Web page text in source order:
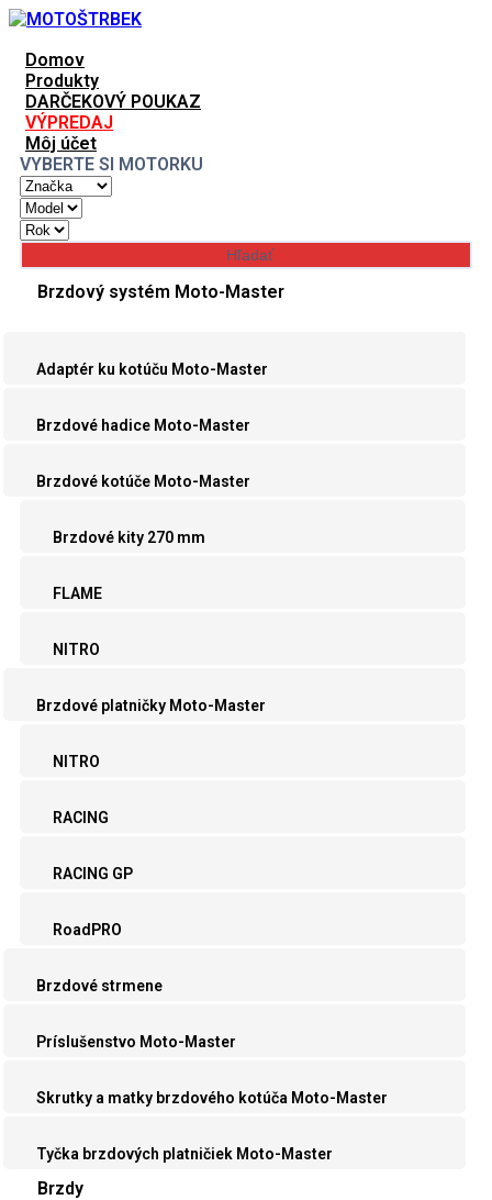
Domov
Produkty
DARČEKOVÝ POUKAZ
VÝPREDAJ
Môj účet
VYBERTE SI MOTORKU
Brzdový systém Moto-Master
Adaptér ku kotúču Moto-Master
Brzdové hadice Moto-Master
Brzdové kotúče Moto-Master
Brzdové kity 270 mm
FLAME
NITRO
Brzdové platničky Moto-Master
NITRO
RACING
RACING GP
RoadPRO
Brzdové strmene
Príslušenstvo Moto-Master
Skrutky a matky brzdového kotúča Moto-Master
Tyčka brzdových platničiek Moto-Master
Brzdy